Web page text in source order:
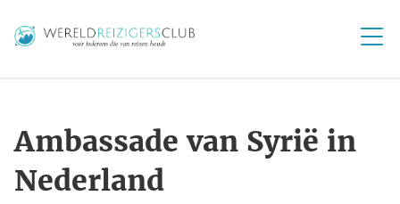
Ambassade van Syrië in
Nederland